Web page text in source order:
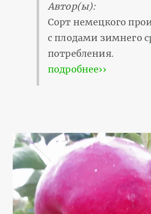
Автор(ы):
Сорт немецкого
с плодами зимнего
потребления.
подробнее››